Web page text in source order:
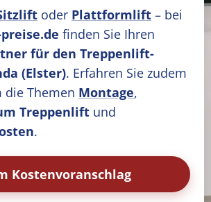
oder Plattformlift – bei
finden Sie Ihren
für den Treppenlift-
(Elster). Erfahren Sie zudem
Themen Montage,
Treppenlift und
.
Kostenvoranschlag